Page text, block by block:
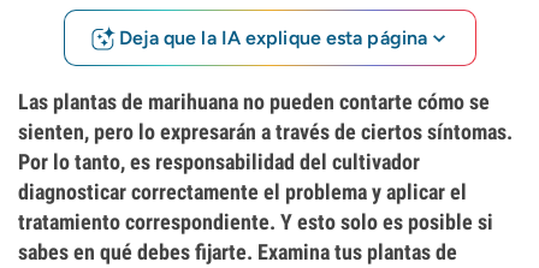
Deja que la IA explique esta página
Las plantas de marihuana no pueden contarte cómo se
sienten, pero lo expresarán a través de ciertos síntomas.
Por lo tanto, es responsabilidad del cultivador
diagnosticar correctamente el problema y aplicar el
tratamiento correspondiente. Y esto solo es posible si
sabes en qué debes fijarte. Examina tus plantas de